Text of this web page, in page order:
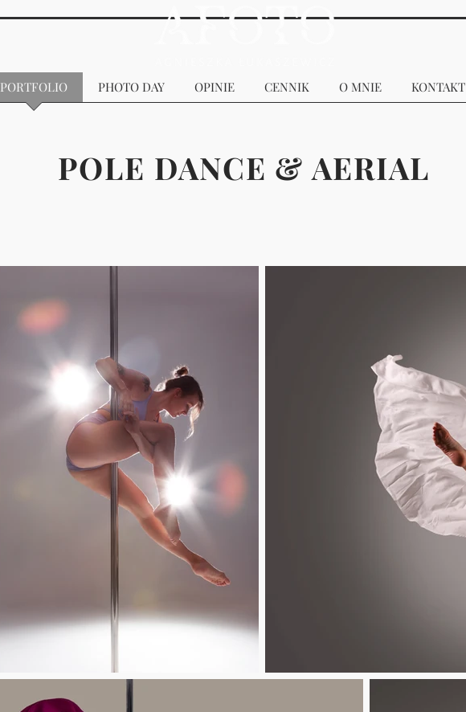
PORTFOLIO PHOTO DAY OPINIE CENNIK O MNIE KONTAKT
POLE DANCE & AERIAL